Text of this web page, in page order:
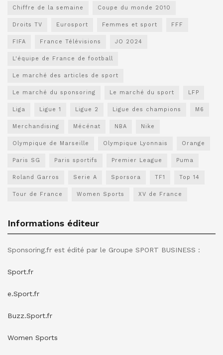
Chiffre de la semaine Coupe du monde 2010
Droits TV Eurosport Femmes et sport FFF
FIFA France Télévisions JO 2024
L'équipe de France de football
Le marché des articles de sport
Le marché du sponsoring Le marché du sport LFP
Liga Ligue 1 Ligue 2 Ligue des champions M6
Merchandising Mécénat NBA Nike
Olympique de Marseille Olympique Lyonnais Orange
Paris SG Paris sportifs Premier League Puma
Roland Garros Serie A Sporsora TF1 Top 14
Tour de France Women Sports XV de France
Informations éditeur
Sponsoring.fr est édité par le Groupe SPORT BUSINESS :
Sport.fr
e.Sport.fr
Buzz.Sport.fr
Women Sports